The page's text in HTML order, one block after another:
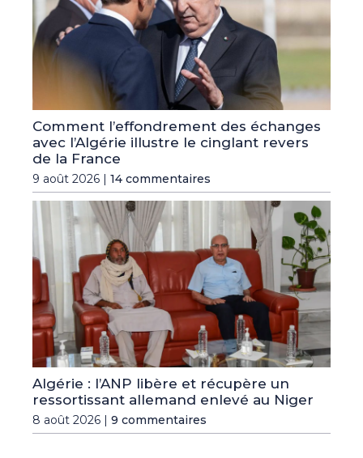
Comment l’effondrement des échanges
avec l’Algérie illustre le cinglant revers
de la France
9 août 2026 | 14 commentaires
Algérie : l’ANP libère et récupère un
ressortissant allemand enlevé au Niger
8 août 2026 | 9 commentaires